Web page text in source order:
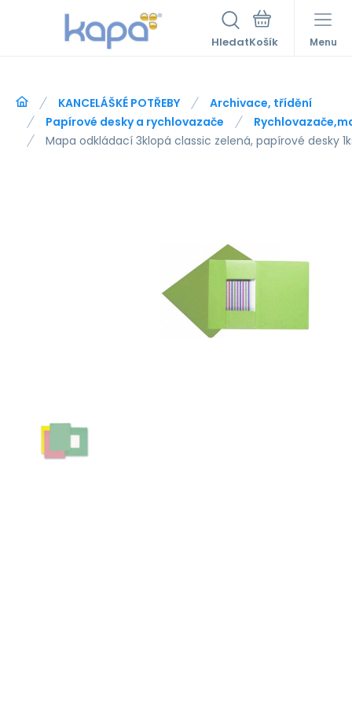
Hledat Menu
KANCELÁŠKÉ POTŘEBY
Archivace, třídění
Papírové desky a rychlovazače
Mapa odkládací 3klopá classic zelená, papírové desky